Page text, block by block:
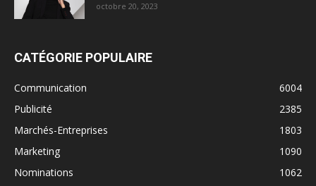
octobre 20, 2023
CATÉGORIE POPULAIRE
Communication
6004
Publicité
2385
Marchés-Entreprises
1803
Marketing
1090
Nominations
1062